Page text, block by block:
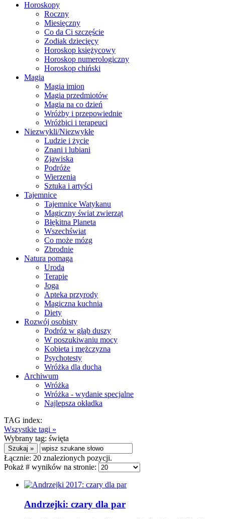
Horoskopy
Roczny
Miesięczny
Co da Ci szczęście
Zodiak dziecięcy
Horoskop księżycowy
Horoskop numerologiczny
Horoskop chiński
Magia
Magia imion
Magia przedmiotów
Magia na co dzień
Wróżby i przepowiednie
Wróżbici i terapeuci
Niezwykli/Niezwykłe
Ludzie i życie
Znani i lubiani
Zjawiska
Podróże
Wierzenia
Sztuka i artyści
Tajemnice
Tajemnice Watykanu
Magiczny świat zwierząt
Błękitna Planeta
Wszechświat
Co może mózg
Zbrodnie
Natura pomaga
Uroda
Terapie
Joga
Apteka przyrody
Magiczna kuchnia
Diety
Rozwój osobisty
Podróż w głąb duszy
W poszukiwaniu mocy
Kobieta i mężczyzna
Psychotesty
Wróżka dla ducha
Archiwum
Wróżka
Wróżka - wydanie specjalne
Najlepsza okładka
TAG index:
Wszystkie tagi »
Wybrany tag: święta
Łącznie: 20 znalezionych pozycji.
Pokaż # wyników na stronie:
Andrzejki: czary dla par